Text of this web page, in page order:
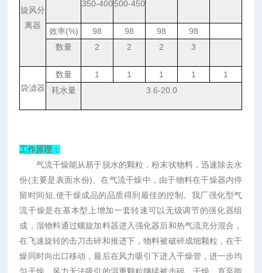
旋风分
离器
350-400500-450
效率(%) 98 98 98
98
数量
2 2 2 3
袋滤器
数量 1 1 1 1
1
耗水量
3.6-20.0
工作原理：
气流干燥能从易于脱水的颗粒，粉末状物料，迅速除去水
份(主要是表面水份)。在气流干燥中，由于物料在干燥器内停
留时间短 使干燥成品的品质得到最佳的控制。我厂强化型气
流干燥是在基本型上增加一套转速可以无级调节的强化器组
成，湿物料通过螺旋加料器进入强化器后和热气流充分混合，
在飞速旋转的击刀击碎和推进下，物料被破碎成细颗粒，在干
燥同时向出口移动，最后在风力吸引下进入干燥管，进一步均